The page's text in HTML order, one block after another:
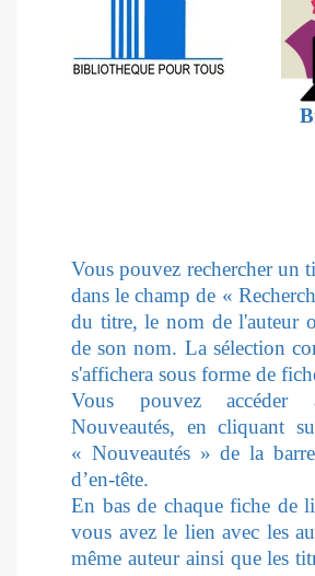
Vous pouvez rechercher un
dans le champ de «
du titre, le nom de l'auteur
de son nom. La sélection
s'affichera sous forme de
Vous pouvez accéder
Nouveautés, en cliquant
« Nouveautés » de la
d’en-tête.
En bas de chaque fiche de
vous avez le lien avec les
même auteur ainsi que les